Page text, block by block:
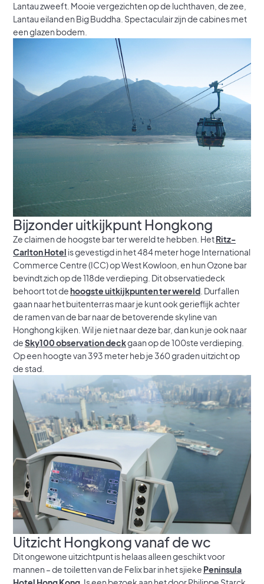
Lantau zweeft. Mooie vergezichten op de luchthaven, de zee,
Lantau eiland en Big Buddha. Spectaculair zijn de cabines met
een glazen bodem.
Bijzonder uitkijkpunt Hongkong
Ze claimen de hoogste bar ter wereld te hebben. HetRitz-
Carlton Hotel is gevestigd in het 484 meter hoge International
Commerce Centre (ICC) op West Kowloon, en hun Ozone bar
bevindt zich op de 118de verdieping. Dit observatiedeck
behoort tot dehoogste uitkijkpunten ter wereld . Durfallen
gaan naar het buitenterras maar je kunt ook gerieflijk achter
de ramen van de bar naar de betoverende skyline van
Honghong kijken. Wil je niet naar deze bar, dan kun je ook naar
deSky100 observation deckgaan op de 100ste verdieping.
Op een hoogte van 393 meter heb je 360 graden uitzicht op
de stad.
Uitzicht Hongkong vanaf de wc
Dit ongewone uitzichtpunt is helaas alleen geschikt voor
mannen – de toiletten van de Felix bar in het sjieke Peninsula